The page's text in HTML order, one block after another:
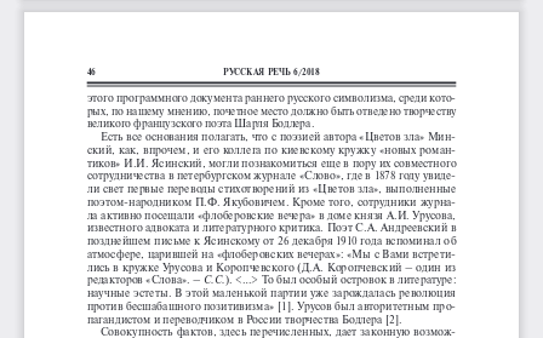
46 РУССКАЯ РЕЧЬ 6/2018
этого программного документа раннего русского символизма, среди кото-
рых, по нашему мнению, почетное место должно быть отведено творчеству
великого французского поэта Шарля Бодлера.
Есть все основания полагать, что с поэзией автора «Цветов зла» Мин-
ский, как, впрочем, и его коллега по киевскому кружку «новых роман-
тиков» И.И. Ясинский, могли познакомиться еще в пору их совместного
сотрудничества в петербургском журнале «Слово», где в 1878 году увиде-
ли свет первые переводы стихотворений из «Цветов зла», выполненные
поэтом-народником П.Ф. Якубовичем. Кроме того, сотрудники журна-
ла активно посещали «флоберовские вечера» в доме князя А.И. Урусова,
известного адвоката и литературного критика. Поэт С.А. Андреевский в
позднейшем письме к Ясинскому от 26 декабря 1910 года вспоминал об
атмосфере, царившей на «флоберовских вечерах»: «Мы с Вами встрети-
лись в кружке Урусова и Коропчевского (Д.А. Коропчевский – один из
редакторов «Слова». – С.С.). <...> То был особый островок в литературе:
научные эстеты. В этой маленькой партии уже зарождалась революция
против бесшабашного позитивизма» [1]. Урусов был авторитетным про-
пагандистом и переводчиком в России творчества Бодлера [2].
Совокупность фактов, здесь перечисленных, дает законную возмож-